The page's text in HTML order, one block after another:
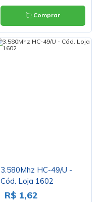
Comprar
3.580Mhz HC-49/U -
Cód. Loja 1602
R$ 1,62